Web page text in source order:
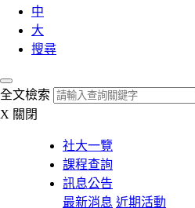
中
大
搜尋
全文檢索
X 關閉
社大一覽
課程查詢
訊息公告
最新消息 近期活動